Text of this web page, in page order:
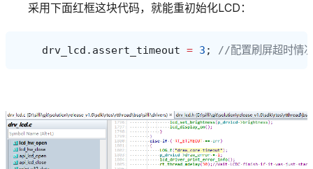
采用下面红框这块代码，就能重初始化LCD：
drv_lcd . assert_timeout = 3 ; //配置刷屏超时情